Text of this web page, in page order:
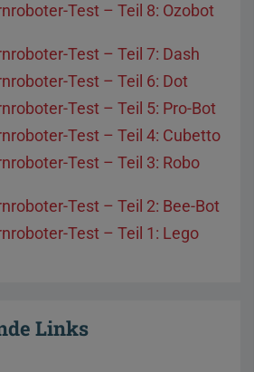
Test – Teil 8: Ozobot
Test – Teil 7: Dash
Test – Teil 6: Dot
Test – Teil 5: Pro-Bot
Test – Teil 4: Cubetto
Test – Teil 3: Robo
Test – Teil 2: Bee-Bot
Test – Teil 1: Lego
Links